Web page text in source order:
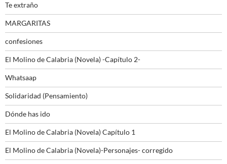
Te extraño
MARGARITAS
confesiones
El Molino de Calabria (Novela) -Capítulo 2-
Whatsaap
Solidaridad (Pensamiento)
Dónde has ido
El Molino de Calabria (Novela) Capítulo 1
El Molino de Calabria (Novela)-Personajes- corregido